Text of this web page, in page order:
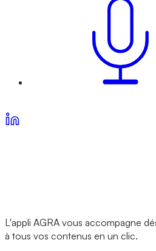
L'appli AGRA vous accompagne
à tous vos contenus en un clic.